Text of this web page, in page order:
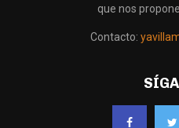
que nos
Contacto: